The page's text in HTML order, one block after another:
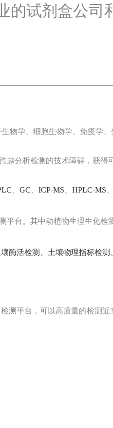
的试剂盒公司
生物学、细胞生物学、免疫
越分析检测的技术障碍，获得
GC ICP-MS HPLC-MS
平台。其中动植物生理生化检
酶活检测、 土壤物理指标检测
平台，可以高质量的检测